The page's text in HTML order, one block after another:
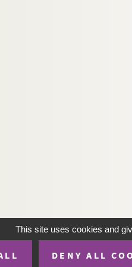
This site uses cookies and
DENY ALL